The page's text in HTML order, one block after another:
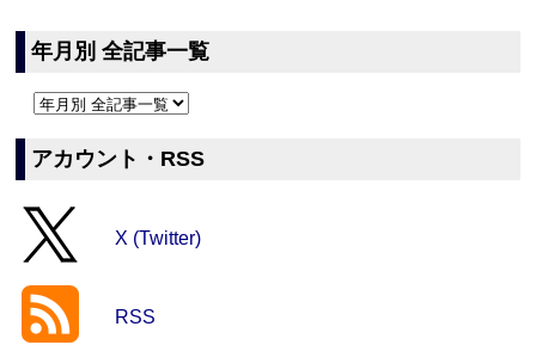
年月別 全記事一覧
アカウント・RSS
X (Twitter)
RSS